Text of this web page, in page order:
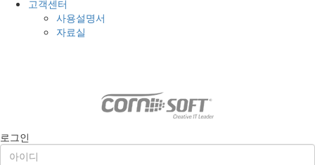
고객센터
사용설명서
자료실
로그인